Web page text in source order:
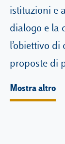
Milano
Belluno
Amsterdam
Dubai
istituzioni e
dialogo e la
l’obiettivo
proposte di
Mostra altro